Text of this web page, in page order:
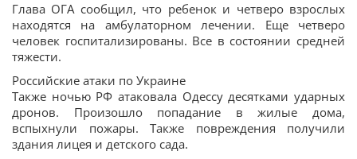
Глава ОГА сообщил, что ребенок и четверо взрослых
находятся на амбулаторном лечении. Еще четверо
человек госпитализированы. Все в состоянии средней
тяжести.
Российские атаки по Украине
Также ночью РФ атаковала Одессу десятками ударных
дронов. Произошло попадание в жилые дома,
вспыхнули пожары. Также повреждения получили
здания лицея и детского сада.